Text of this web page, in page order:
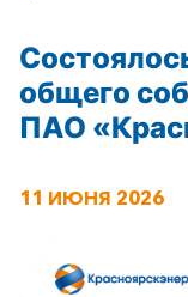
общего
ПАО
11 ИЮНЯ 2026